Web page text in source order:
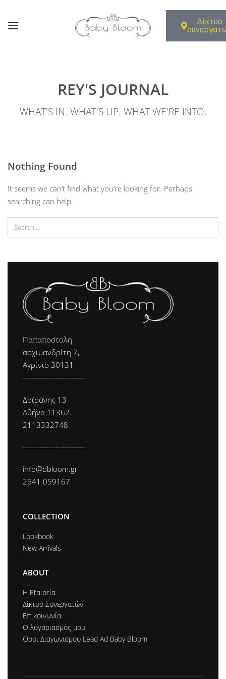
Δίκτυο
REY'S JOURNAL
WHAT'S IN. WHAT'S UP. WHAT WE'RE INTO.
Nothing Found
It seems we can’t find what you’re looking for. Perhaps
searching can help.
Παπαποστολη
αρχιμανδρίτη 7,
Αγρίνιο 30131
————————-
Δοϊράνης 13
Αθήνα 11362.
2113332748
————————-
info@bbloom.gr
2641 059167
COLLECTION
Lookbook
New Arrivals
ABOUT
Η Εtαιρεία
Δίκτυο Συνεργατών
Επικοινωνία
Ο λογαριασμός μου
Όροι Διαγωνισμού Lead Ad Baby Bloom